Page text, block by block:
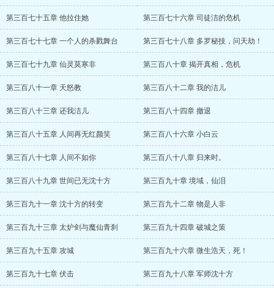
第三百七十五章 他拉住她 第三百七十六章 司徒洁的危机
第三百七十七章 一个人的杀戮舞台 第三百七十八章 多罗秘技，问天劫！
第三百七十九章 仙灵莫寒非 第三百八十章 揭开真相，危机
第三百八十一章 天怒教 第三百八十二章 我的洁儿
第三百八十三章 还我洁儿 第三百八十四章 撤退
第三百八十五章 人间再无红颜笑 第三百八十六章 小白云
第三百八十七章 人间不如你 第三百八十八章 归来时。
第三百八十九章 世间已无沈十方 第三百九十章 境域，仙泪
第三百九十一章 沈十方的转变 第三百九十二章 物是人非
第三百九十三章 太炉剑与魔仙青刹 第三百九十四章 破城之策
第三百九十五章 攻城 第三百九十六章 微生浩天，死！
第三百九十七章 伏击 第三百九十八章 军师沈十方